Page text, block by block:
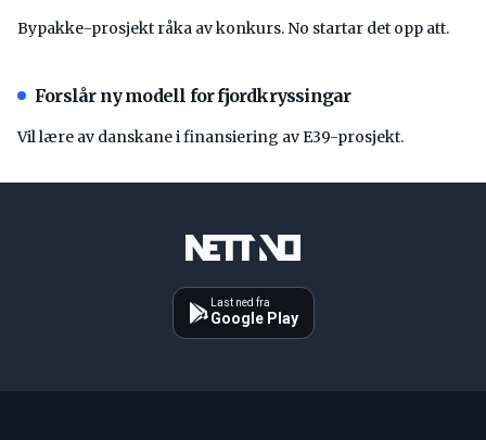
Bypakke-prosjekt råka av konkurs. No startar det opp att.
Forslår ny modell for fjordkryssingar
Vil lære av danskane i finansiering av E39-prosjekt.
Last ned fra
Google Play